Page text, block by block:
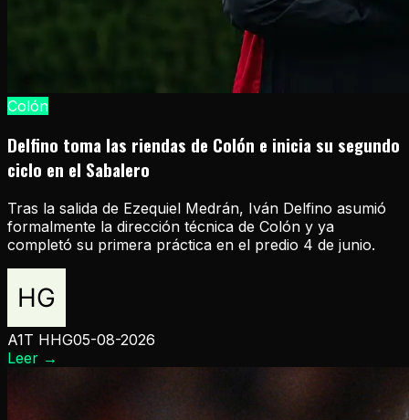
Colón
Delfino toma las riendas de Colón e inicia su segundo
ciclo en el Sabalero
Tras la salida de Ezequiel Medrán, Iván Delfino asumió
formalmente la dirección técnica de Colón y ya
completó su primera práctica en el predio 4 de junio.
A1T HHG05-08-2026
Leer →